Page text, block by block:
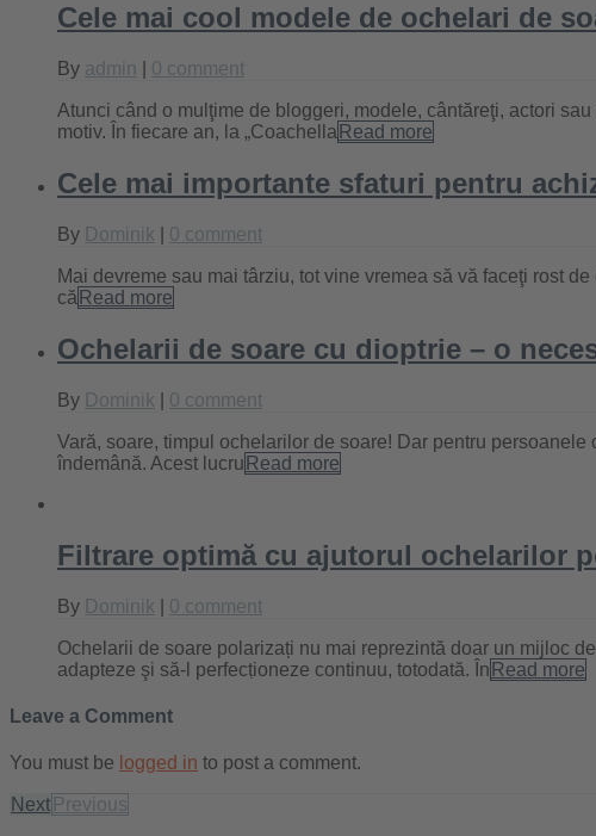
Cele mai cool modele de ochelari de
By admin 0 comment
Atunci când o mulţime de bloggeri, modele, cântăreţi, actori
motiv. În fiecare an, la „Coachella Read more
Cele mai importante sfaturi pentru
By Dominik 0 comment
Mai devreme sau mai târziu, tot vine vremea să vă faceţi rost
că Read more
Ochelarii de soare cu dioptrie – o
By Dominik 0 comment
Vară, soare, timpul ochelarilor de soare! Dar pentru
îndemână. Acest lucru Read more
Filtrare optimă cu ajutorul ochelarilor
By Dominik 0 comment
Ochelarii de soare polarizați nu mai reprezintă doar un mijloc
adapteze şi să-l perfecṭioneze continuu, totodată. În Read more
Leave a Comment
You must be logged in to post a comment.
Next Previous